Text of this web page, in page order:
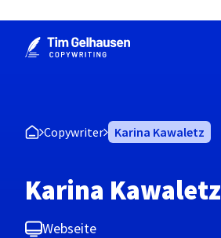
Inhalt
Copywriter Karina Kawaletz
Karina Kawaletz
Webseite